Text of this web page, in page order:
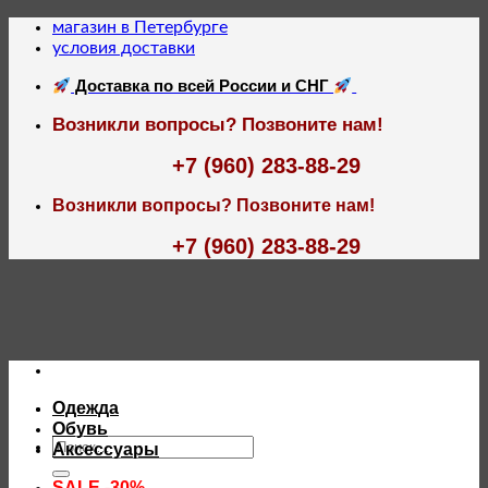
Skip
магазин в Петербурге
условия доставки
Доставка по всей России и СНГ
Возникли вопросы? Позвоните нам!
+7 (960) 283-88-29
Возникли вопросы? Позвоните нам!
+7 (960) 283-88-29
Искать:
Одежда
Обувь
Аксессуары